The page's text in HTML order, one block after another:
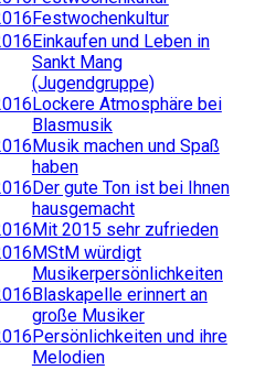
Festwochenkultur
Einkaufen und Leben in
Sankt Mang
(Jugendgruppe)
Lockere Atmosphäre bei
Blasmusik
Musik machen und Spaß
haben
Der gute Ton ist bei Ihnen
hausgemacht
Mit 2015 sehr zufrieden
MStM würdigt
Musikerpersönlichkeiten
Blaskapelle erinnert an
große Musiker
Persönlichkeiten und ihre
Melodien